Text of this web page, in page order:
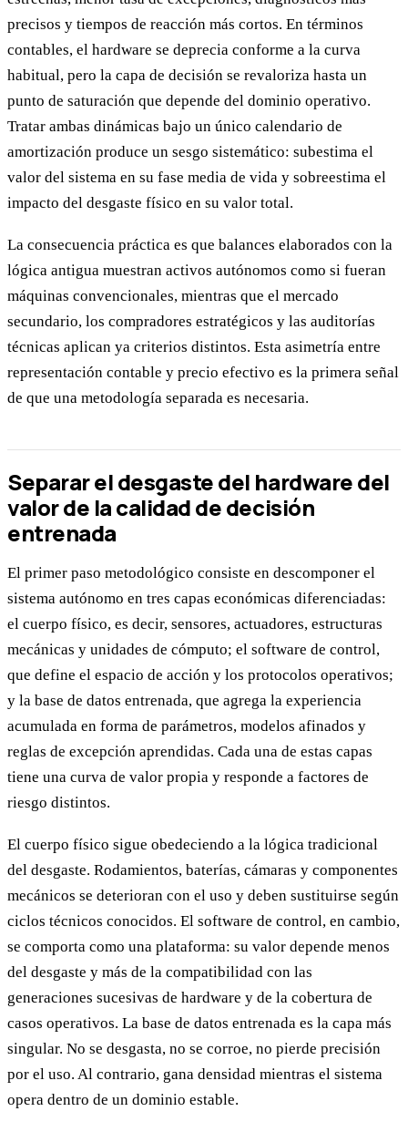
precisos y tiempos de reacción más cortos. En términos
contables, el hardware se deprecia conforme a la curva
habitual, pero la capa de decisión se revaloriza hasta un
punto de saturación que depende del dominio operativo.
Tratar ambas dinámicas bajo un único calendario de
amortización produce un sesgo sistemático: subestima el
valor del sistema en su fase media de vida y sobreestima el
impacto del desgaste físico en su valor total.
La consecuencia práctica es que balances elaborados con la
lógica antigua muestran activos autónomos como si fueran
máquinas convencionales, mientras que el mercado
secundario, los compradores estratégicos y las auditorías
técnicas aplican ya criterios distintos. Esta asimetría entre
representación contable y precio efectivo es la primera señal
de que una metodología separada es necesaria.
Separar el desgaste del hardware del
valor de la calidad de decisión
entrenada
El primer paso metodológico consiste en descomponer el
sistema autónomo en tres capas económicas diferenciadas:
el cuerpo físico, es decir, sensores, actuadores, estructuras
mecánicas y unidades de cómputo; el software de control,
que define el espacio de acción y los protocolos operativos;
y la base de datos entrenada, que agrega la experiencia
acumulada en forma de parámetros, modelos afinados y
reglas de excepción aprendidas. Cada una de estas capas
tiene una curva de valor propia y responde a factores de
riesgo distintos.
El cuerpo físico sigue obedeciendo a la lógica tradicional
del desgaste. Rodamientos, baterías, cámaras y componentes
mecánicos se deterioran con el uso y deben sustituirse según
ciclos técnicos conocidos. El software de control, en cambio,
se comporta como una plataforma: su valor depende menos
del desgaste y más de la compatibilidad con las
generaciones sucesivas de hardware y de la cobertura de
casos operativos. La base de datos entrenada es la capa más
singular. No se desgasta, no se corroe, no pierde precisión
por el uso. Al contrario, gana densidad mientras el sistema
opera dentro de un dominio estable.